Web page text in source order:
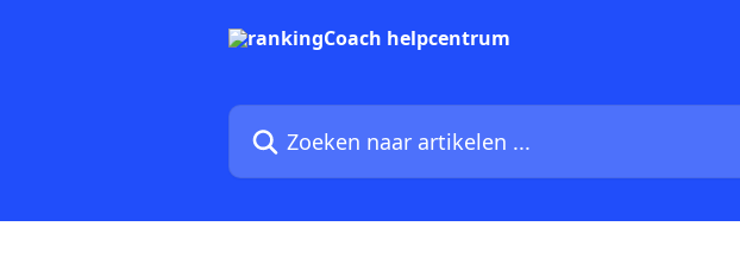
Zoeken naar artikelen ...